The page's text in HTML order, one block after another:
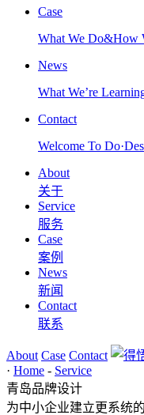
Case
What We Do&How
News
What We’re
Contact
Welcome To
About
关于
Service
服务
Case
案例
News
新闻
Contact
联系
About Case Contact
· Home - Service
青岛品牌设计
为中小企业建立更系统